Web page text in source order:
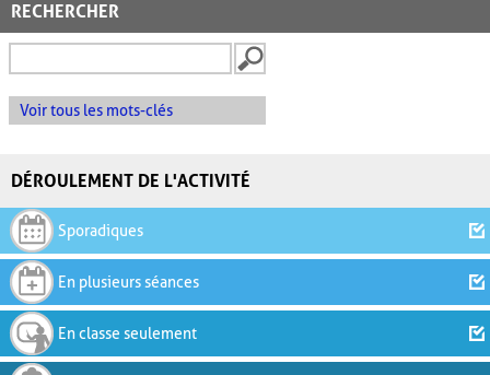
RECHERCHER
Voir tous les mots-clés
DÉROULEMENT DE L'ACTIVITÉ
Sporadiques
En plusieurs séances
En classe seulement